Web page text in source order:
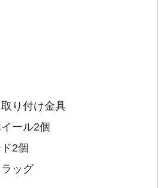
り付け金具
ール2個
2個
ッグ